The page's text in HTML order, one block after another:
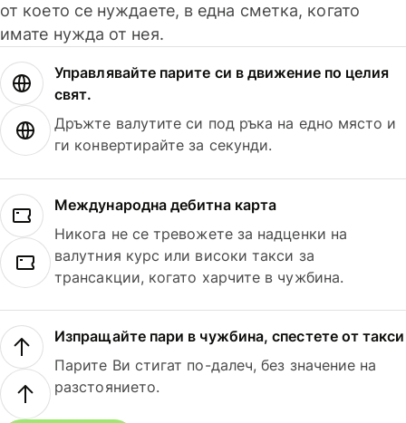
от което се нуждаете, в една сметка, когато
имате нужда от нея.
Управлявайте парите си в движение по целия
свят.
Дръжте валутите си под ръка на едно място и
ги конвертирайте за секунди.
Международна дебитна карта
Никога не се тревожете за надценки на
валутния курс или високи такси за
трансакции, когато харчите в чужбина.
Изпращайте пари в чужбина, спестете от такси
Парите Ви стигат по-далеч, без значение на
разстоянието.